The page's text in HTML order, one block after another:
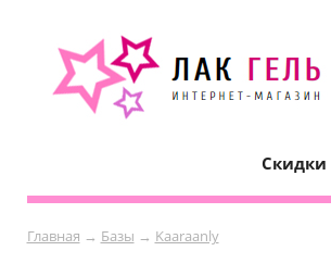
Скидки
Главная → Базы → Kaaraanly